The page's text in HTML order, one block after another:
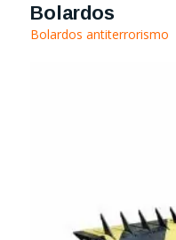
Bolardos
Bolardos antiterrorismo